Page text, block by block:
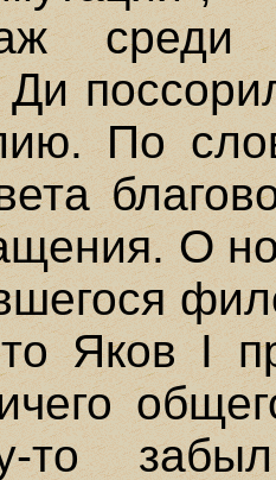
среди
По
О
Яков I
то